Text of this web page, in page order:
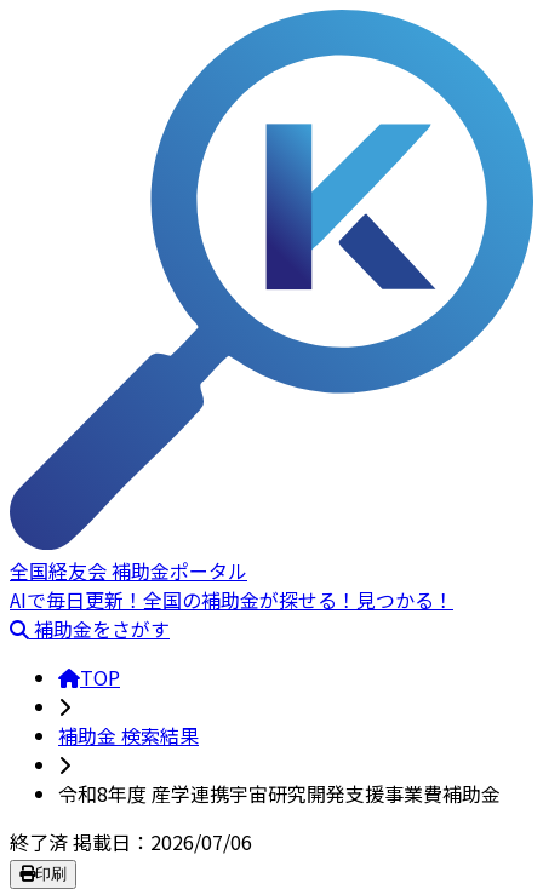
全国経友会 補助金ポータル
AIで毎日更新！全国の補助金が探せる！見つかる！
補助金をさがす
TOP
補助金 検索結果
令和8年度 産学連携宇宙研究開発支援事業費補助金
終了済掲載日：2026/07/06
印刷